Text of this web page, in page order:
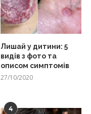
Лишай у дитини: 5
видів з фото та
описом симптомів
27/10/2020
4